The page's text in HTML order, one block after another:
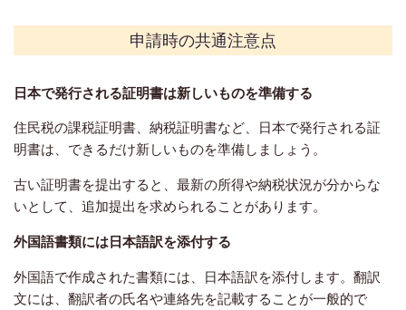
申請時の共通注意点
日本で発行される証明書は新しいものを準備する
住民税の課税証明書、納税証明書など、日本で発行される証
明書は、できるだけ新しいものを準備しましょう。
古い証明書を提出すると、最新の所得や納税状況が分からな
いとして、追加提出を求められることがあります。
外国語書類には日本語訳を添付する
外国語で作成された書類には、日本語訳を添付します。翻訳
文には、翻訳者の氏名や連絡先を記載することが一般的で